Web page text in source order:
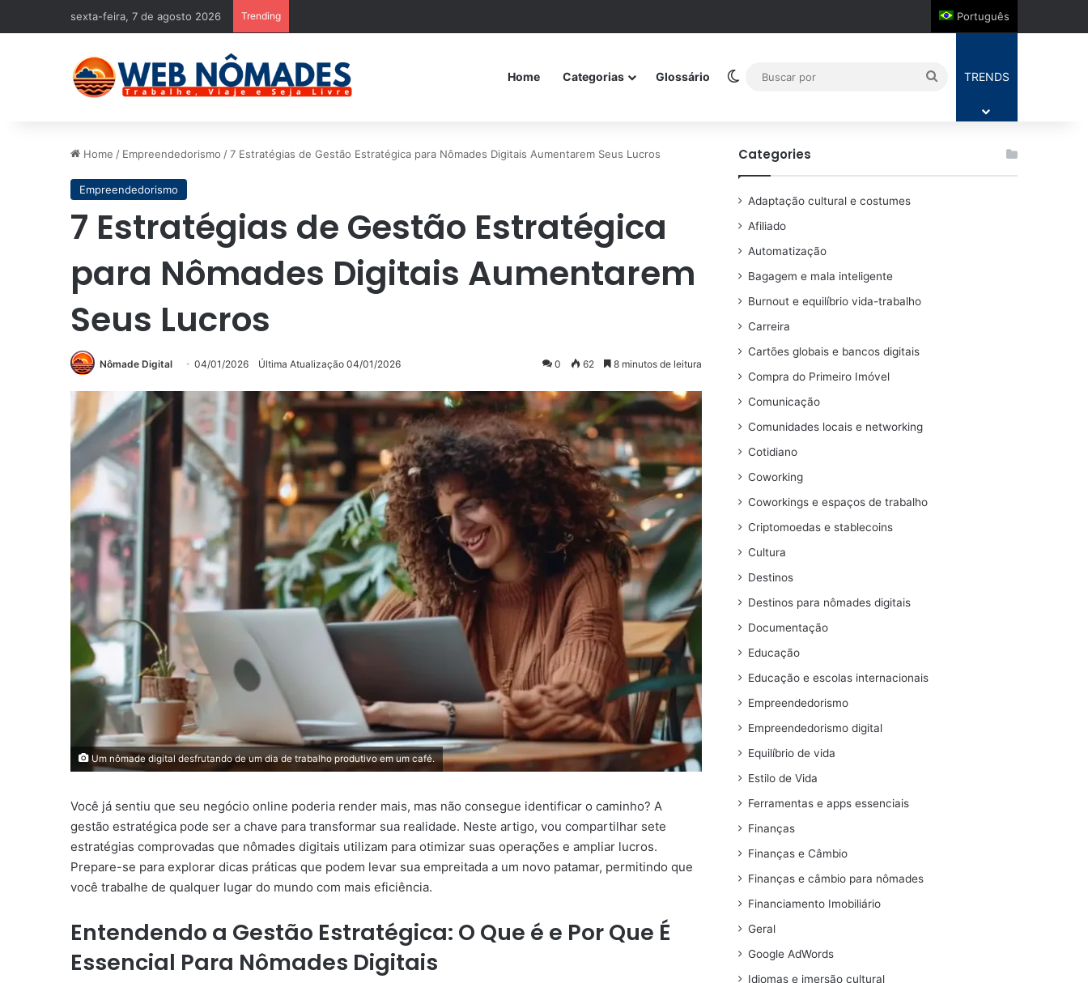
sexta-feira, 7 de agosto 2026 Trending Português
Home Categorias Glossário Switch skin
BuscarTRENDS
Home / Empreendedorismo /7 Estratégias de Gestão Estratégica para Nômades Digitais Aumentarem Seus Lucros
Empreendedorismo
7 Estratégias de Gestão Estratégica
para Nômades Digitais Aumentarem
Seus Lucros
Nômade Digital 04/01/2026 Última Atualização 04/01/2026 0 62 8 minutos de leitura
Um nômade digital desfrutando de um dia de trabalho produtivo em um café.
Você já sentiu que seu negócio online poderia render mais, mas não consegue identificar o caminho? A
gestão estratégica pode ser a chave para transformar sua realidade. Neste artigo, vou compartilhar sete
estratégias comprovadas que nômades digitais utilizam para otimizar suas operações e ampliar lucros.
Prepare-se para explorar dicas práticas que podem levar sua empreitada a um novo patamar, permitindo que
você trabalhe de qualquer lugar do mundo com mais eficiência.
Entendendo a Gestão Estratégica: O Que é e Por Que É
Essencial Para Nômades Digitais
Categories
Adaptação cultural e costumes
Afiliado
Automatização
Bagagem e mala inteligente
Burnout e equilíbrio vida-trabalho
Carreira
Cartões globais e bancos digitais
Compra do Primeiro Imóvel
Comunicação
Comunidades locais e networking
Cotidiano
Coworking
Coworkings e espaços de trabalho
Criptomoedas e stablecoins
Cultura
Destinos
Destinos para nômades digitais
Documentação
Educação
Educação e escolas internacionais
Empreendedorismo
Empreendedorismo digital
Equilíbrio de vida
Estilo de Vida
Ferramentas e apps essenciais
Finanças
Finanças e Câmbio
Finanças e câmbio para nômades
Financiamento Imobiliário
Geral
Google AdWords
Idiomas e imersão cultural